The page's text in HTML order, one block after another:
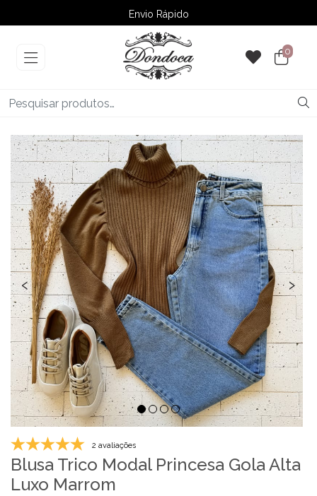
Envio Rápido
➚ Ofertas– Até 60% OFF
0
‹ ›
2 avaliações
Blusa Trico Modal Princesa Gola Alta
Luxo Marrom